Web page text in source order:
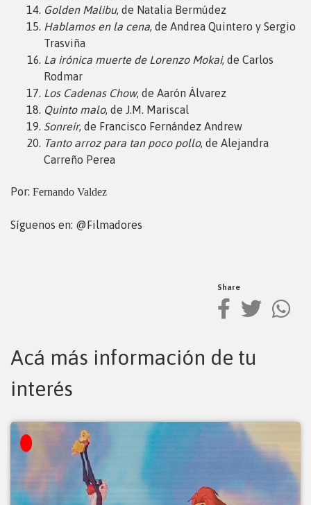
Golden Malibu, de Natalia Bermúdez
Hablamos en la cena , de Andrea Quintero y Sergio
Trasviña
La irónica muerte de Lorenzo Mokai, de Carlos
Rodmar
Los Cadenas Chow, de Aarón Álvarez
Quinto malo, de J.M. Mariscal
Sonreír, de Francisco Fernández Andrew
Tanto arroz para tan poco pollo, de Alejandra
Carreño Perea
Por: Fernando Valdez
Síguenos en: @Filmadores
Share
Acá más información de tu
interés